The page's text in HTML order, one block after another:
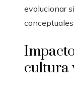
evolucionar
conceptuales.
cultura